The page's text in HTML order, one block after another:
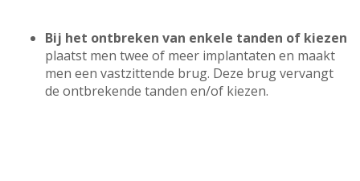
Bij het ontbreken van enkele tanden of kiezen
plaatst men twee of meer implantaten en maakt
men een vastzittende brug. Deze brug vervangt
de ontbrekende tanden en/of kiezen.